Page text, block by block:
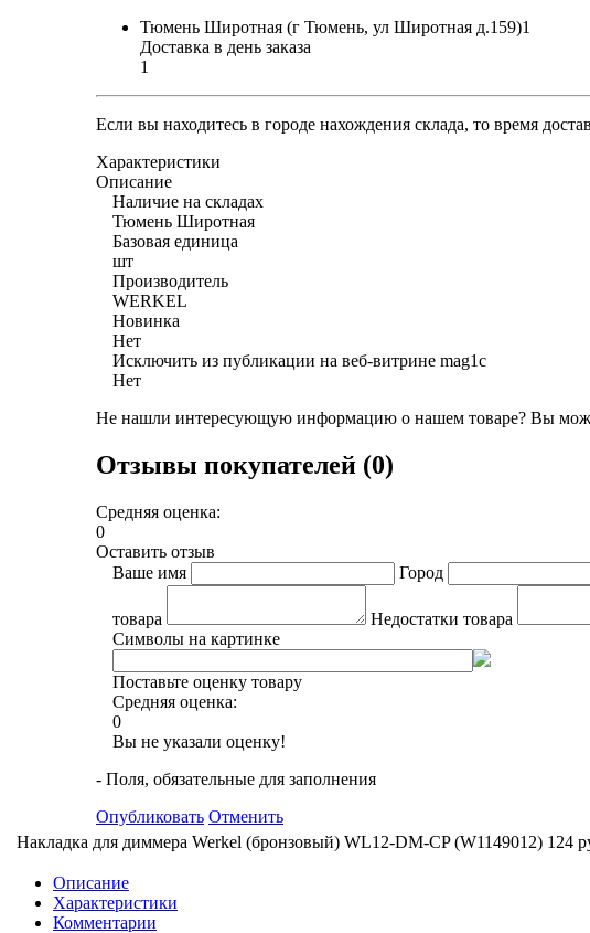
Тюмень Широтная (г Тюмень, ул Широтная д.159)1
Доставка в день заказа
1
Если вы находитесь в городе нахождения склада, то время
Характеристики
Описание
Наличие на складах
Тюмень Широтная
Базовая единица
шт
Производитель
WERKEL
Новинка
Нет
Исключить из публикации на веб-витрине mag1c
Нет
Не нашли интересующую информацию о нашем товаре? Вы
Отзывы покупателей (0)
Средняя оценка:
0
Оставить отзыв
Ваше имя
Город
товара
Недостатки товара
Символы на картинке
Поставьте оценку товару
Средняя оценка:
0
Вы не указали оценку!
- Поля, обязательные для заполнения
Опубликовать Отменить
Накладка для диммера Werkel (бронзовый) WL12-DM-CP (W1149012) 124
Описание
Характеристики
Комментарии